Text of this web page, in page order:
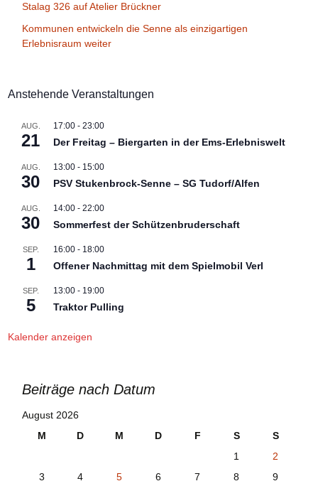
Stalag 326 auf Atelier Brückner
Kommunen entwickeln die Senne als einzigartigen
Erlebnisraum weiter
Anstehende Veranstaltungen
AUG.
21
17:00 -23:00
Der Freitag – Biergarten in der Ems-Erlebniswelt
AUG.
30
13:00 - 15:00
PSV Stukenbrock-Senne – SG Tudorf/Alfen
AUG.
30
14:00 -22:00
Sommerfest der Schützenbruderschaft
SEP.
1
16:00 - 18:00
Offener Nachmittag mit dem Spielmobil Verl
SEP.
5
13:00 - 19:00
Traktor Pulling
Kalender anzeigen
Beiträge nach Datum
August 2026
M
D M D F S
S
1
2
3
4 5 6 7 8
9